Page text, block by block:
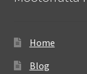
Home
Blog